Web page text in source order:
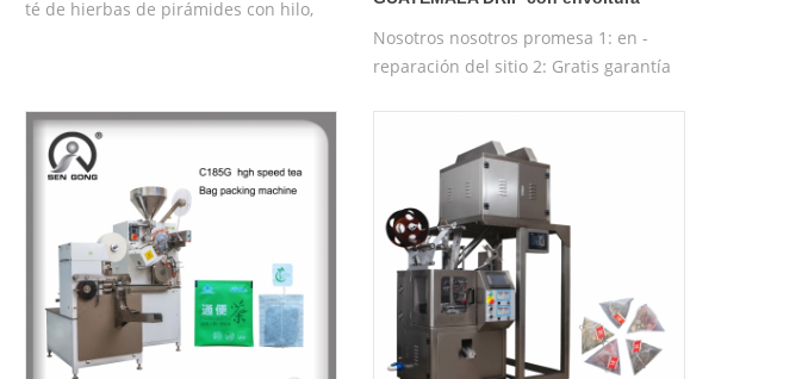
té de hierbas de pirámides con hilo,
Nosotros nosotros promesa 1: en -
reparación del sitio 2: Gratis garantía
máquina operadora